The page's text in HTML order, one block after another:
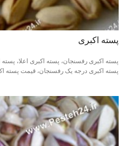
پسته اکبری
پسته اکبری رفسنجان، پسته اکبری اعلا،
پسته اکبری درجه یک رفسنجان، قیمت پسته